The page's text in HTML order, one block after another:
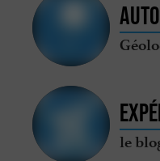
le